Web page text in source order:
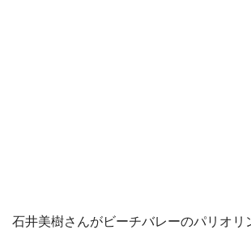
石井美樹さんがビーチバレーのパリオリ